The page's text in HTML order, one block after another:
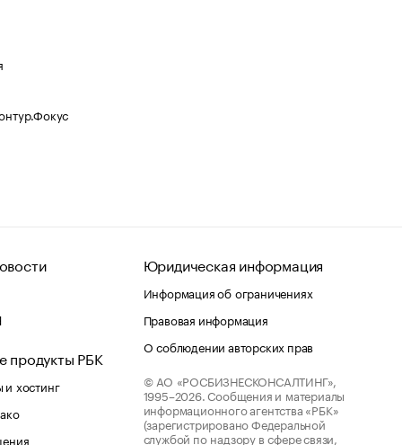
продукты РБК
хостинг
Юридическая информация
Информация об ограничениях
Правовая информация
О соблюдении авторских прав
© АО «РОСБИЗНЕСКОНСАЛТИНГ»,
1995–2026. Сообщения и материалы
информационного агентства «РБК»
(зарегистрировано Федеральной
службой по надзору в сфере связи,